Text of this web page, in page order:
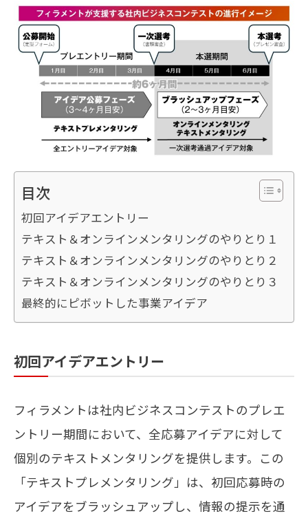
目次
初回アイデアエントリー
テキスト＆オンラインメンタリングのやりとり１
テキスト＆オンラインメンタリングのやりとり２
テキスト＆オンラインメンタリングのやりとり３
最終的にピボットした事業アイデア
初回アイデアエントリー
フィラメントは社内ビジネスコンテストのプレエ
ントリー期間において、全応募アイデアに対して
個別のテキストメンタリングを提供します。この
「テキストプレメンタリング」は、初回応募時の
アイデアをブラッシュアップし、情報の提示を通